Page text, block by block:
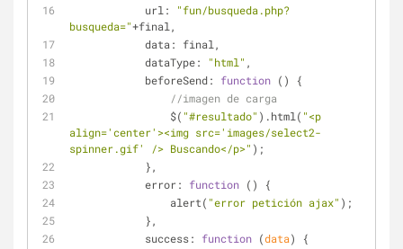
url :
"fun/busqueda.php?
busqueda="+final,
data : final,
dataType: "html" ,
beforeSend: function ( )
{
//imagen de carga
                $(
"#resultado" ).html( "<p
align='center'><img src='images/select2-
spinner.gif' /> Buscando</p>" );
            },
error: function ( )
{
                alert(
"error petición ajax" );
            },
success: function (data)
{